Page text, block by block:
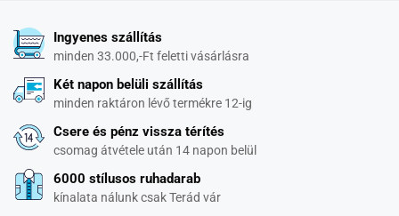
Ingyenes szállítás
minden 33.000,-Ft feletti vásárlásra
Két napon belüli szállítás
minden raktáron lévő termékre 12-ig
Csere és pénz vissza térítés
csomag átvétele után 14 napon belül
6000 stílusos ruhadarab
kínalata nálunk csak Terád vár